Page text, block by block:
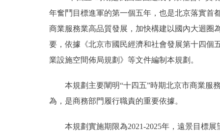
年奮鬥目標進軍的第一個五年，也是北京落實首
商業服務業高品質發展，加快構建以國內大迴圈
要，依據《北京市國民經濟和社會發展第十四個
業設施空間佈局規劃》等文件編制本規劃。
本規劃主要闡明“十四五”時期北京市商業服務
為，是商務部門履行職責的重要依據。
本規劃實施期限為2021-2025年，遠景目標展